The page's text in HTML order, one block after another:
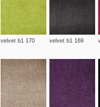
velvet b1 170 velvet b1 169